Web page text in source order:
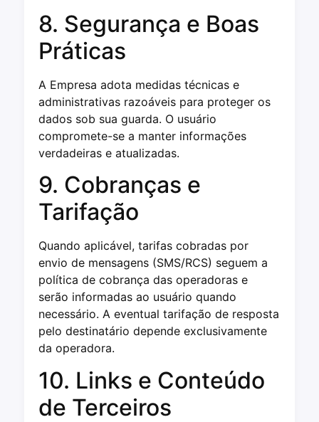
8. Segurança e Boas
Práticas
A Empresa adota medidas técnicas e
administrativas razoáveis para proteger os
dados sob sua guarda. O usuário
compromete-se a manter informações
verdadeiras e atualizadas.
9. Cobranças e
Tarifação
Quando aplicável, tarifas cobradas por
envio de mensagens (SMS/RCS) seguem a
política de cobrança das operadoras e
serão informadas ao usuário quando
necessário. A eventual tarifação de resposta
pelo destinatário depende exclusivamente
da operadora.
10. Links e Conteúdo
de Terceiros